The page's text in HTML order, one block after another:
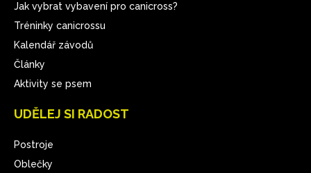
Jak vybrat vybavení pro canicross?
Tréninky canicrossu
Kalendář závodů
Články
Aktivity se psem
UDĚLEJ SI RADOST
Postroje
Oblečky